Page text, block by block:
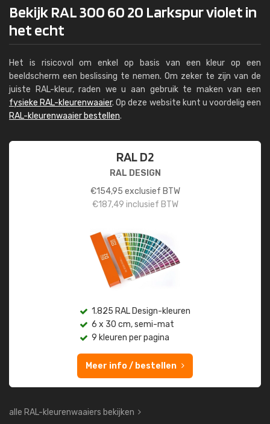
Bekijk RAL 300 60 20 Larkspur violet in
het echt
Het is risicovol om enkel op basis van een kleur op een
beeldscherm een beslissing te nemen. Om zeker te zijn van de
juiste RAL-kleur, raden we u aan gebruik te maken van een
fysieke RAL-kleurenwaaier. Op deze website kunt u voordelig een
RAL-kleurenwaaier bestellen.
RAL D2
RAL DESIGN
€154,95 exclusief BTW
€187,49 inclusief BTW
1.825 RAL Design-kleuren
6 x 30 cm, semi-mat
9 kleuren per pagina
Meer info / bestellen
alle RAL-kleurenwaaiers bekijken